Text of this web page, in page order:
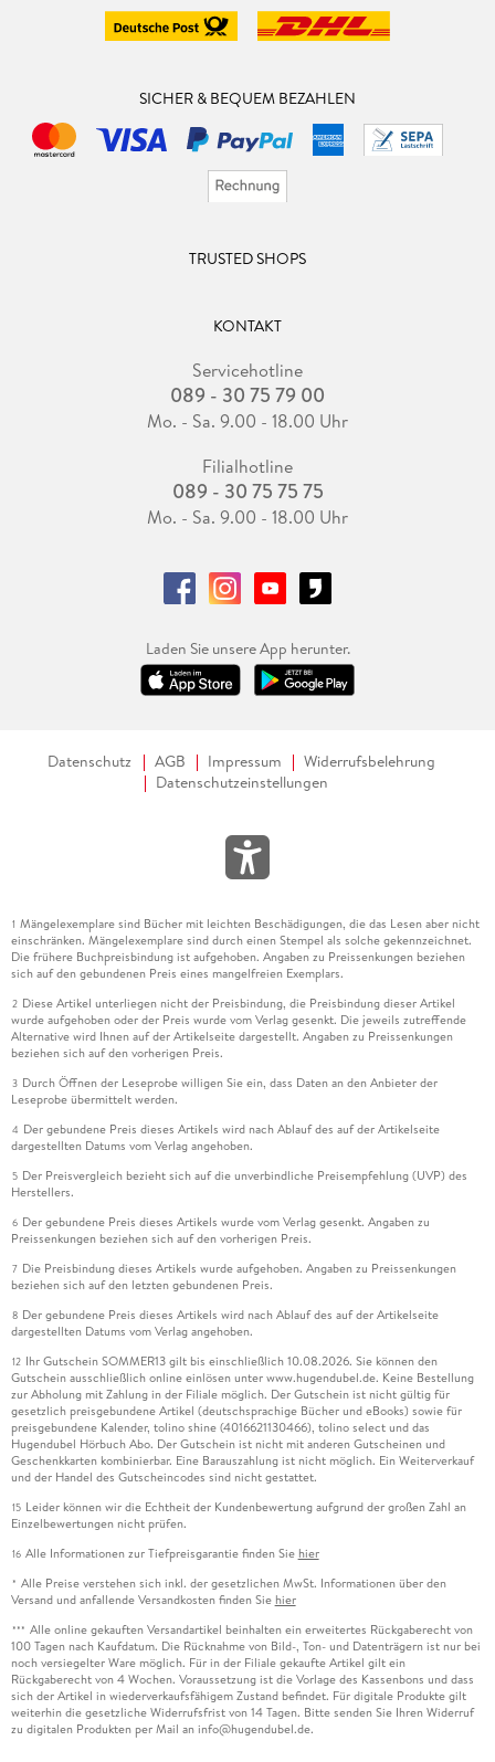
SICHER & BEQUEM BEZAHLEN
TRUSTED SHOPS
KONTAKT
Servicehotline
089 - 30 75 79 00
Mo. - Sa. 9.00 - 18.00 Uhr
Filialhotline
089 - 30 75 75 75
Mo. - Sa. 9.00 - 18.00 Uhr
Laden Sie unsere App herunter.
Datenschutz AGB Impressum
Widerrufsbelehrung
Datenschutzeinstellungen
1 Mängelexemplare sind Bücher mit leichten Beschädigungen, die das Lesen aber nicht
einschränken. Mängelexemplare sind durch einen Stempel als solche gekennzeichnet.
Die frühere Buchpreisbindung ist aufgehoben. Angaben zu Preissenkungen beziehen
sich auf den gebundenen Preis eines mangelfreien Exemplars.
2 Diese Artikel unterliegen nicht der Preisbindung, die Preisbindung dieser Artikel
wurde aufgehoben oder der Preis wurde vom Verlag gesenkt. Die jeweils zutreffende
Alternative wird Ihnen auf der Artikelseite dargestellt. Angaben zu Preissenkungen
beziehen sich auf den vorherigen Preis.
3 Durch Öffnen der Leseprobe willigen Sie ein, dass Daten an den Anbieter der
Leseprobe übermittelt werden.
4 Der gebundene Preis dieses Artikels wird nach Ablauf des auf der Artikelseite
dargestellten Datums vom Verlag angehoben.
5 Der Preisvergleich bezieht sich auf die unverbindliche Preisempfehlung (UVP) des
Herstellers.
6 Der gebundene Preis dieses Artikels wurde vom Verlag gesenkt. Angaben zu
Preissenkungen beziehen sich auf den vorherigen Preis.
7 Die Preisbindung dieses Artikels wurde aufgehoben. Angaben zu Preissenkungen
beziehen sich auf den letzten gebundenen Preis.
8 Der gebundene Preis dieses Artikels wird nach Ablauf des auf der Artikelseite
dargestellten Datums vom Verlag angehoben.
12 Ihr Gutschein SOMMER13 gilt bis einschließlich 10.08.2026. Sie können den
Gutschein ausschließlich online einlösen unter www.hugendubel.de. Keine Bestellung
zur Abholung mit Zahlung in der Filiale möglich. Der Gutschein ist nicht gültig für
gesetzlich preisgebundene Artikel (deutschsprachige Bücher und eBooks) sowie für
preisgebundene Kalender, tolino shine (4016621130466), tolino select und das
Hugendubel Hörbuch Abo. Der Gutschein ist nicht mit anderen Gutscheinen und
Geschenkkarten kombinierbar. Eine Barauszahlung ist nicht möglich. Ein Weiterverkauf
und der Handel des Gutscheincodes sind nicht gestattet.
15 Leider können wir die Echtheit der Kundenbewertung aufgrund der großen Zahl an
Einzelbewertungen nicht prüfen.
16 Alle Informationen zur Tiefpreisgarantie finden Sie hier
* Alle Preise verstehen sich inkl. der gesetzlichen MwSt. Informationen über den
Versand und anfallende Versandkosten finden Sie hier
*** Alle online gekauften Versandartikel beinhalten ein erweitertes Rückgaberecht von
100 Tagen nach Kaufdatum. Die Rücknahme von Bild-, Ton- und Datenträgern ist nur bei
noch versiegelter Ware möglich. Für in der Filiale gekaufte Artikel gilt ein
Rückgaberecht von 4 Wochen. Voraussetzung ist die Vorlage des Kassenbons und dass
sich der Artikel in wiederverkaufsfähigem Zustand befindet. Für digitale Produkte gilt
weiterhin die gesetzliche Widerrufsfrist von 14 Tagen. Bitte senden Sie Ihren Widerruf
zu digitalen Produkten per Mail an info@hugendubel.de.